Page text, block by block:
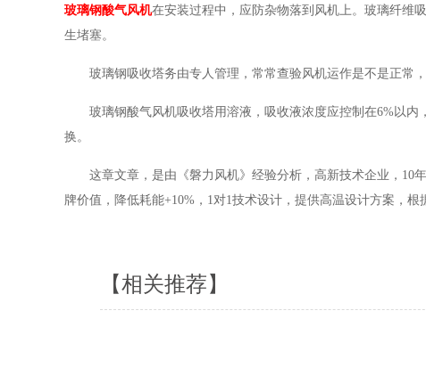
玻璃钢酸气风机在安装过程中，应防杂物落到风机上。玻璃纤维
生堵塞。
玻璃钢吸收塔务由专人管理，常常查验风机运作是不是正常
玻璃钢酸气风机吸收塔用溶液，吸收液浓度应控制在6%以
换。
这章文章，是由《磐力风机》经验分析，高新技术企业，10
牌价值，降低耗能+10%，1对1技术设计，提供高温设计方案，
【相关推荐】